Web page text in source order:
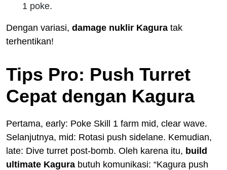
1 poke.
Dengan variasi, damage nuklir Kagura tak
terhentikan!
Tips Pro: Push Turret
Cepat dengan Kagura
Pertama, early: Poke Skill 1 farm mid, clear wave.
Selanjutnya, mid: Rotasi push sidelane. Kemudian,
late: Dive turret post-bomb. Oleh karena itu, build
ultimate Kagura butuh komunikasi: “Kagura push